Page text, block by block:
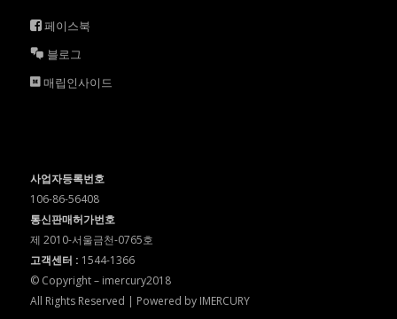
페이스북
블로그
매립인사이드
사업자등록번호
106-86-56408
통신판매허가번호
제 2010-서울금천-0765호
고객센터 : 1544-1366
© Copyright – imercury2018
All Rights Reserved | Powered by IMERCURY